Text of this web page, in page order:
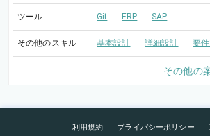
ツール Git ERP SAP
その他のスキル 基本設計 詳細設計 要
その他の
利用規約 プライバシーポリシー